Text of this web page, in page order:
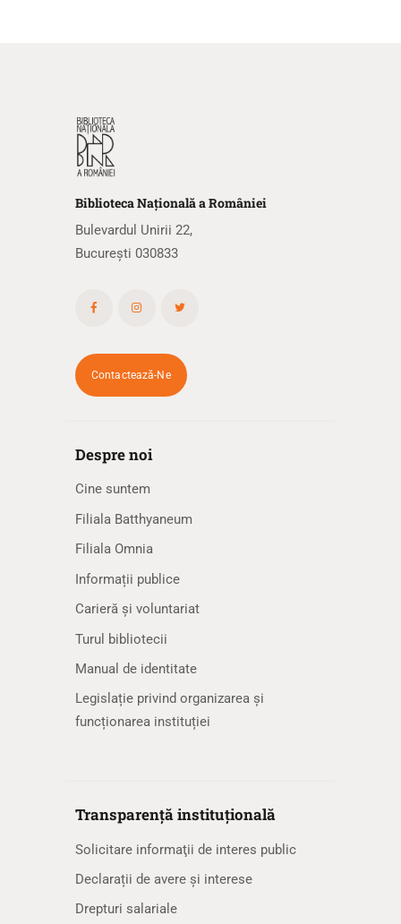
BibliotecaNaționalăa României
Bulevardul Unirii 22,
București 030833
Contactează-Ne
Despre noi
Cine suntem
Filiala Batthyaneum
Filiala Omnia
Informații publice
Carieră și voluntariat
Turul bibliotecii
Manual de identitate
Legislație privind organizarea și
funcționarea instituției
Transparență instituțională
Solicitare informaţii de interes public
Declarații de avere și interese
Drepturi salariale